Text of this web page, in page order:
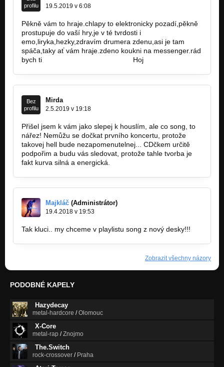
profilu
19.5.2019 v 6:08
Pěkně vám to hraje.chlapy to elektronicky pozadí,pěkně
prostupuje do vaší hry,je v té tvrdosti i
emo,liryka,hezky,zdravím drumera zdenu,asi je tam
spáča,taky ať vám hraje.zdeno koukni na messenger.rád
bych ti
Hoj
Bez
profilu
Mirda
2.5.2019 v 19:18
Přišel jsem k vám jako slepej k houslím, ale co song, to
nářez! Nemůžu se dočkat prvního koncertu, protože
takovej hell bude nezapomenutelnej... CDčkem určitě
podpořim a budu vás sledovat, protože tahle tvorba je
fakt kurva silná a energická.
Majkláč (Administrátor)
19.4.2018 v 19:53
Tak kluci.. my chceme v playlistu song z nový desky!!!
Zobrazit všechny názory
PODOBNÉ KAPELY
Hazydecay
metal-hardcore /Olomouc
X-Core
metal-rap /Znojmo
The.Switch
rock-crossover / Praha